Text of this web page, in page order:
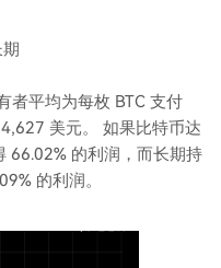
者平均为每枚 BTC 支付
美元。 如果比特币达
66.02% 的利润，而长期持
的利润。